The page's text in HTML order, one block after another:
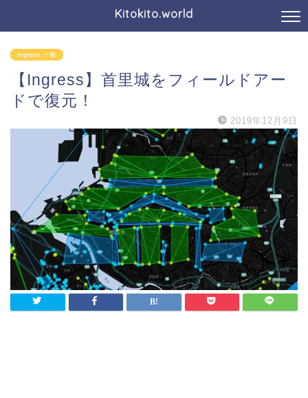
Kitokito.world
Ingress 一般
【Ingress】首里城をフィールドアー
ドで復元！
2019年12月9日